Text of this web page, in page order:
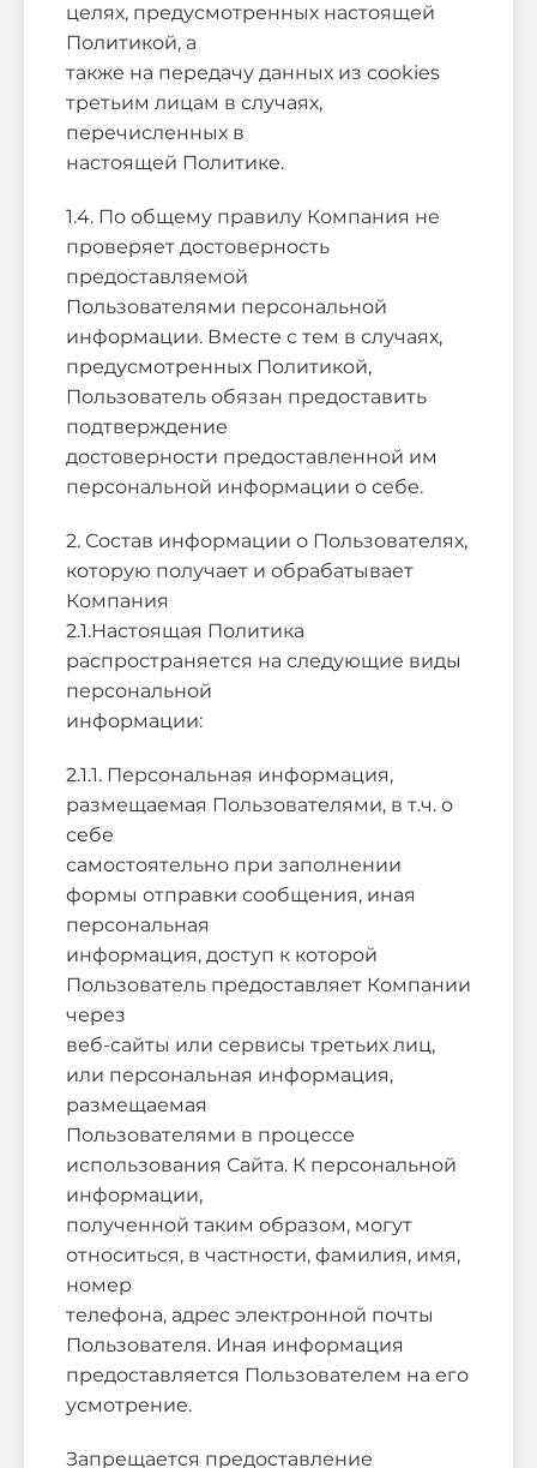
целях, предусмотренных настоящей
Политикой, а
также на передачу данных из cookies
третьим лицам в случаях,
перечисленных в
настоящей Политике.
1.4. По общему правилу Компания не
проверяет достоверность
предоставляемой
Пользователями персональной
информации. Вместе с тем в случаях,
предусмотренных Политикой,
Пользователь обязан предоставить
подтверждение
достоверности предоставленной им
персональной информации о себе.
2. Состав информации о Пользователях,
которую получает и обрабатывает
Компания
2.1.Настоящая Политика
распространяется на следующие виды
персональной
информации:
2.1.1. Персональная информация,
размещаемая Пользователями, в т.ч. о
себе
самостоятельно при заполнении
формы отправки сообщения, иная
персональная
информация, доступ к которой
Пользователь предоставляет Компании
через
веб-сайты или сервисы третьих лиц,
или персональная информация,
размещаемая
Пользователями в процессе
использования Сайта. К персональной
информации,
полученной таким образом, могут
относиться, в частности, фамилия, имя,
номер
телефона, адрес электронной почты
Пользователя. Иная информация
предоставляется Пользователем на его
усмотрение.
Запрещается предоставление